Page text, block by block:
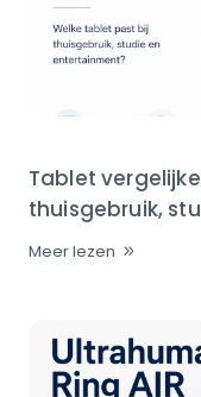
Tablet
thuisgebruik,
Meer lezen